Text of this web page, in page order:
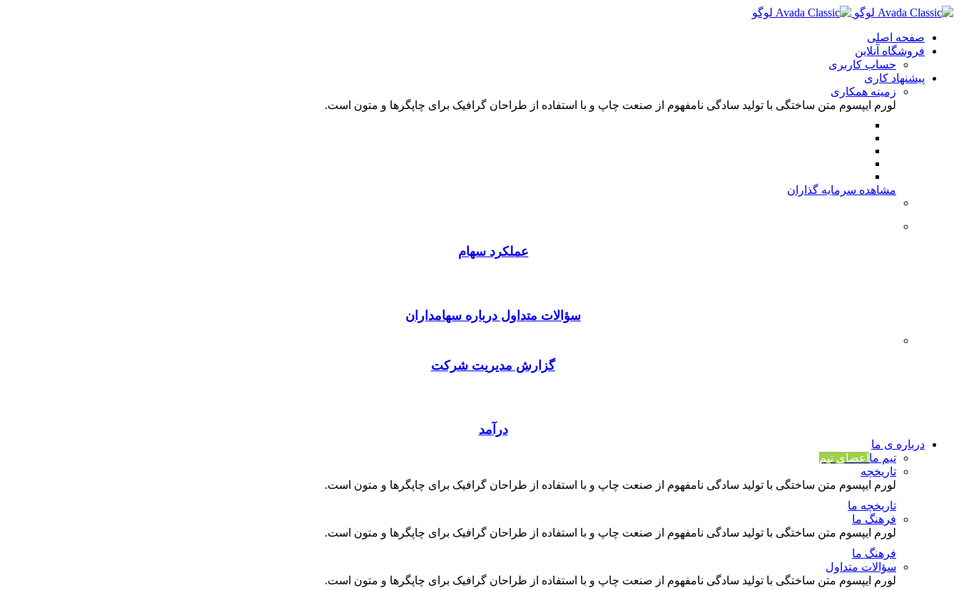
رها
محتوا
صفحه اصلی
فروشگاه آنلاین
حساب کاربری
پیشنهاد کاری
زمینه همکاری
لورم ایپسوم متن ساختگی با تولید سادگی نامفهوم از صنعت چاپ و با استفاده از طراحان گرافیک برای چاپگرها و متون است.
مشاهده سرمایه گذاران
عملکرد سهام
سؤالات متداول درباره سهامداران
گزارش مدیریت شرکت
درآمد
درباره ی ما
تیم ما اعضای تیم
تاریخچه
لورم ایپسوم متن ساختگی با تولید سادگی نامفهوم از صنعت چاپ و با استفاده از طراحان گرافیک برای چاپگرها و متون است.
تاریخچه ما
فرهنگ ما
لورم ایپسوم متن ساختگی با تولید سادگی نامفهوم از صنعت چاپ و با استفاده از طراحان گرافیک برای چاپگرها و متون است.
فرهنگ ما
سؤالات متداول
لورم ایپسوم متن ساختگی با تولید سادگی نامفهوم از صنعت چاپ و با استفاده از طراحان گرافیک برای چاپگرها و متون است.